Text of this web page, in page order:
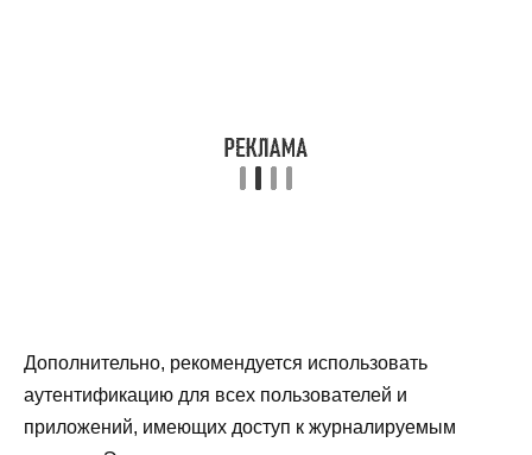
Дополнительно, рекомендуется использовать
аутентификацию для всех пользователей и
приложений, имеющих доступ к журналируемым